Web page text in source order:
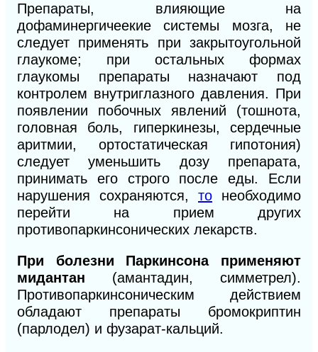
Препараты, влияющие на
дофаминергичеекие системы мозга, не
следует применять при закрытоугольной
глаукоме; при остальных формах
глаукомы препараты назначают под
контролем внутриглазного давления. При
появлении побочных явлений (тошнота,
головная боль, гиперкинезы, сердечные
аритмии, ортостатическая гипотония)
следует уменьшить дозу препарата,
принимать его строго после еды. Если
нарушения сохраняются, то необходимо
перейти на прием других
противопаркинсонических лекарств.
При болезни Паркинсона применяют
мидантан (амантадин, симметрел).
Противопаркинсоническим действием
обладают препараты бромокриптин
(парлодел) и фузарат-кальций.